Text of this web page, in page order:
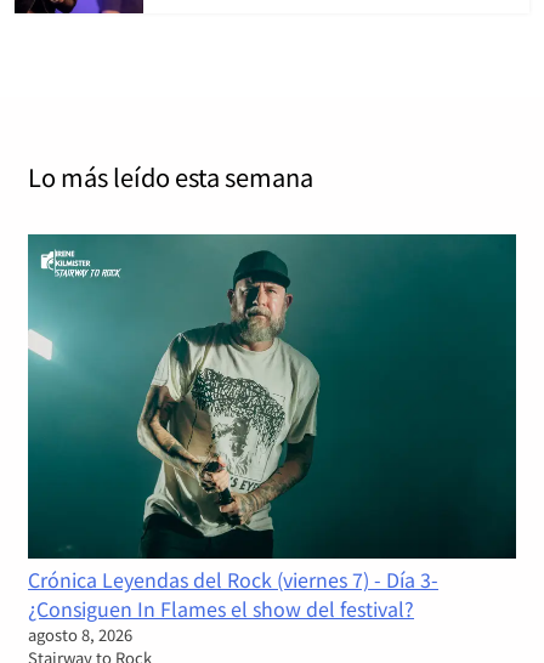
Lo más leído esta semana
Crónica Leyendas del Rock (viernes 7) - Día 3-
¿Consiguen In Flames el show del festival?
agosto 8, 2026
Stairway to Rock